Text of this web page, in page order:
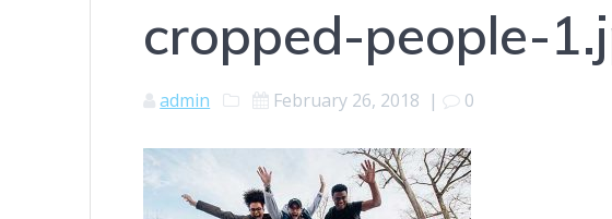
cropped-people-
admin February 26, 2018 | 0